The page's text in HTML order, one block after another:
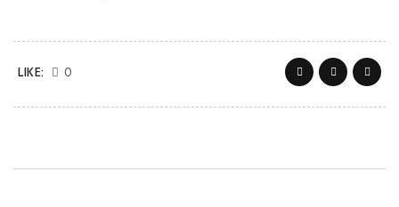
LIKE: 0